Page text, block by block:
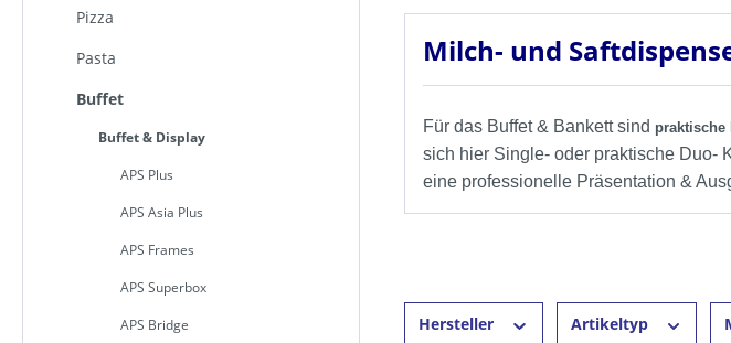
Pizza
Pasta
Buffet
Buffet & Display
APS Plus
APS Asia Plus
APS Frames
APS Superbox
APS Bridge
Milch- und
Für das Buffet & Bankett sind praktische
sich hier Single- oder praktische Duo-
eine professionelle Präsentation &
Hersteller Artikeltyp